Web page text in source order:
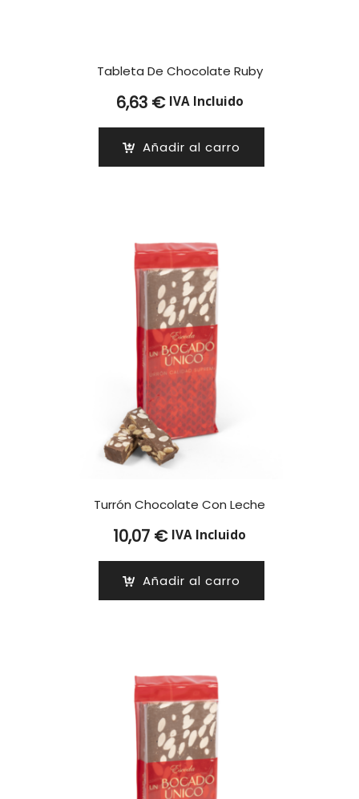
Tableta De Chocolate Ruby
6,63 € IVA Incluido
Añadir al carro
Turrón Chocolate Con Leche
10,07 € IVA Incluido
Añadir al carro